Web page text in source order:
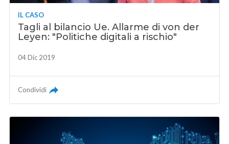
IL CASO
Tagli al bilancio Ue. Allarme di von der
Leyen: "Politiche digitali a rischio"
04 Dic 2019
Condividi